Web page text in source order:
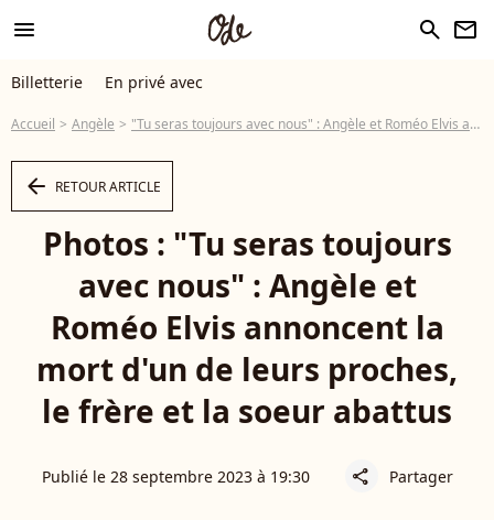
menu search newsletter
Billetterie En privé avec
Accueil Angèle "Tu seras toujours avec nous" : Angèle et Roméo Elvis annoncent la mort d'un de leurs proches, le frère et la soeur abattus
arrow_left RETOUR ARTICLE
Photos : "Tu seras toujours
avec nous" : Angèle et
Roméo Elvis annoncent la
mort d'un de leurs proches,
le frère et la soeur abattus
Publié le 28 septembre 2023 à 19:30 share Partager